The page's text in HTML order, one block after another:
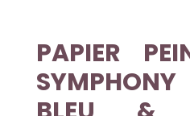
PAPIER